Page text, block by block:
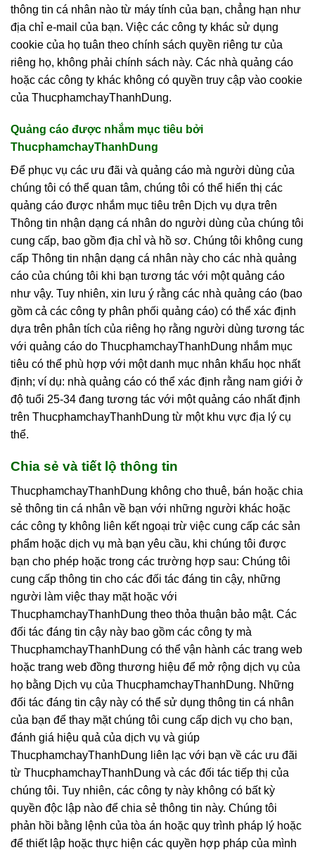
thông tin cá nhân nào từ máy tính của bạn, chẳng hạn như
địa chỉ e-mail của bạn. Việc các công ty khác sử dụng
cookie của họ tuân theo chính sách quyền riêng tư của
riêng họ, không phải chính sách này. Các nhà quảng cáo
hoặc các công ty khác không có quyền truy cập vào cookie
của ThucphamchayThanhDung.
Quảng cáo được nhắm mục tiêu bởi
ThucphamchayThanhDung
Để phục vụ các ưu đãi và quảng cáo mà người dùng của
chúng tôi có thể quan tâm, chúng tôi có thể hiển thị các
quảng cáo được nhắm mục tiêu trên Dịch vụ dựa trên
Thông tin nhận dạng cá nhân do người dùng của chúng tôi
cung cấp, bao gồm địa chỉ và hồ sơ. Chúng tôi không cung
cấp Thông tin nhận dạng cá nhân này cho các nhà quảng
cáo của chúng tôi khi bạn tương tác với một quảng cáo
như vậy. Tuy nhiên, xin lưu ý rằng các nhà quảng cáo (bao
gồm cả các công ty phân phối quảng cáo) có thể xác định
dựa trên phân tích của riêng họ rằng người dùng tương tác
với quảng cáo do ThucphamchayThanhDung nhắm mục
tiêu có thể phù hợp với một danh mục nhân khẩu học nhất
định; ví dụ: nhà quảng cáo có thể xác định rằng nam giới ở
độ tuổi 25-34 đang tương tác với một quảng cáo nhất định
trên ThucphamchayThanhDung từ một khu vực địa lý cụ
thể.
Chia sẻ và tiết lộ thông tin
ThucphamchayThanhDung không cho thuê, bán hoặc chia
sẻ thông tin cá nhân về bạn với những người khác hoặc
các công ty không liên kết ngoại trừ việc cung cấp các sản
phẩm hoặc dịch vụ mà bạn yêu cầu, khi chúng tôi được
bạn cho phép hoặc trong các trường hợp sau: Chúng tôi
cung cấp thông tin cho các đối tác đáng tin cậy, những
người làm việc thay mặt hoặc với
ThucphamchayThanhDung theo thỏa thuận bảo mật. Các
đối tác đáng tin cậy này bao gồm các công ty mà
ThucphamchayThanhDung có thể vận hành các trang web
hoặc trang web đồng thương hiệu để mở rộng dịch vụ của
họ bằng Dịch vụ của ThucphamchayThanhDung. Những
đối tác đáng tin cậy này có thể sử dụng thông tin cá nhân
của bạn để thay mặt chúng tôi cung cấp dịch vụ cho bạn,
đánh giá hiệu quả của dịch vụ và giúp
ThucphamchayThanhDung liên lạc với bạn về các ưu đãi
từ ThucphamchayThanhDung và các đối tác tiếp thị của
chúng tôi. Tuy nhiên, các công ty này không có bất kỳ
quyền độc lập nào để chia sẻ thông tin này. Chúng tôi
phản hồi bằng lệnh của tòa án hoặc quy trình pháp lý hoặc
để thiết lập hoặc thực hiện các quyền hợp pháp của mình